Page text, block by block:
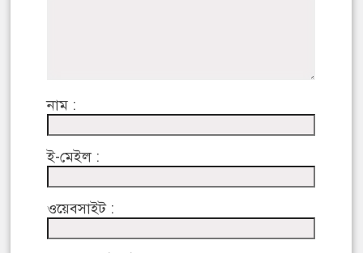
নাম :
ই-মেইল :
ওয়েবসাইট :